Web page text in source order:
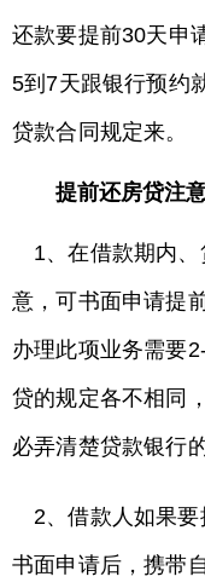
还款要提前30天申
5到7天跟银行预约
贷款合同规定来。
提前还房贷注
1、在借款期内
意，可书面申请提
办理此项业务需要
贷的规定各不相同
必弄清楚贷款银行
2、借款人如果
书面申请后，携带